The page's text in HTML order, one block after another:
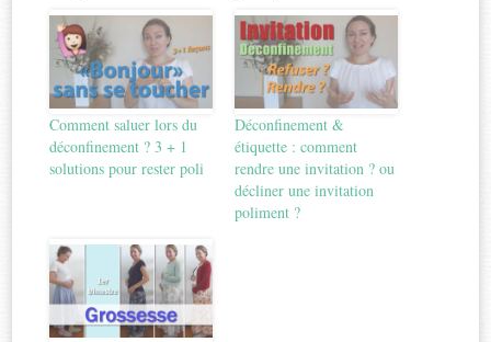
Comment saluer lors du
déconfinement ? 3 + 1
solutions pour rester poli
Déconfinement &
étiquette : comment
rendre une invitation ? ou
décliner une invitation
poliment ?